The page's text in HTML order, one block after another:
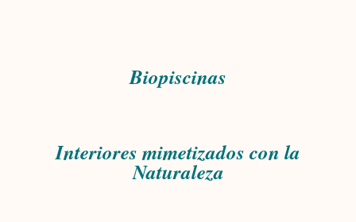
Biopiscinas
Interiores mimetizados con la
Naturaleza